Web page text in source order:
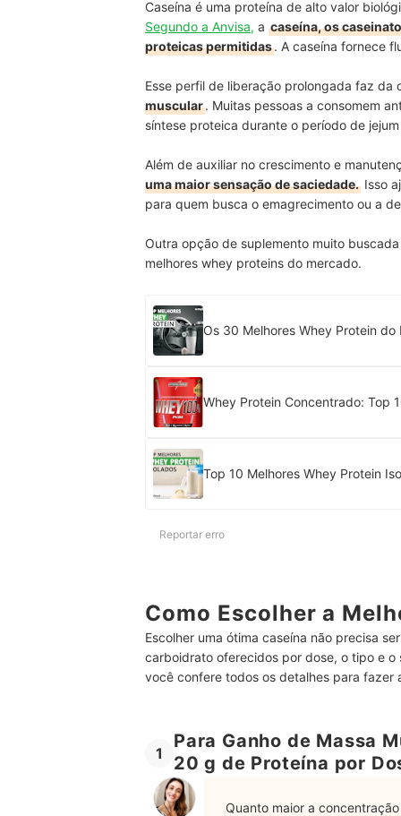
Caseína é uma proteína de alto valor
Segundo a Anvisa, a caseína, os
proteicas permitidas. A caseína fornece
Esse perfil de liberação prolongada faz da
muscular. Muitas pessoas a consomem
síntese proteica durante o período de
Além de auxiliar no crescimento e
uma maior sensação de saciedade. Isso
para quem busca o emagrecimento ou a
Outra opção de suplemento muito
melhores whey proteins do mercado.
Os 30 Melhores Whey Protein
Whey Protein Concentrado: Top
Top 10 Melhores Whey Protein
Reportar erro
Como Escolher a
Escolher uma ótima caseína não precisa
carboidrato oferecidos por dose, o tipo e
você confere todos os detalhes para fazer
1
Para Ganho de Massa
20 g de Proteína por
Quanto maior a